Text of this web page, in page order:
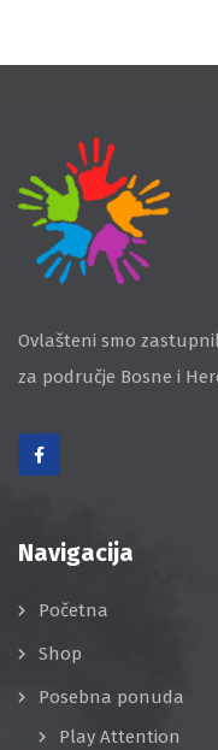
Ovlašteni smo
za područje Bosne i
Navigacija
Početna
Shop
Posebna ponuda
Play Attention